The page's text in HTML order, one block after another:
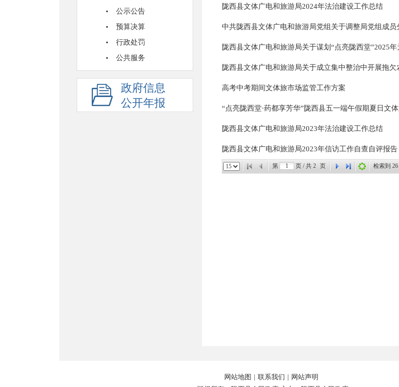
公示公告
预算决算
行政处罚
公共服务
政府信息
公开年报
陇西县文体广电和旅游局2024年法治建设工作总结
中共陇西县文体广电和旅游局党组关于调整局党组成员
陇西县文体广电和旅游局关于谋划“点亮陇西堂”2025
陇西县文体广电和旅游局关于成立集中整治中开展拖
高考中考期间文体旅市场监管工作方案
“点亮陇西堂·药都享芳华”陇西县五一端午假期夏日文
陇西县文体广电和旅游局2023年法治建设工作总结
陇西县文体广电和旅游局2023年信访工作自查自评报告
第 页 / 共 2 页 检索到 26
网站地图 联系我们
网站声明